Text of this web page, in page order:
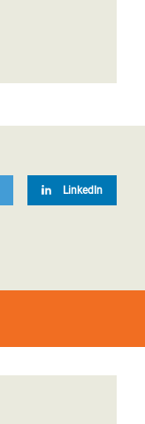
LinkedIn